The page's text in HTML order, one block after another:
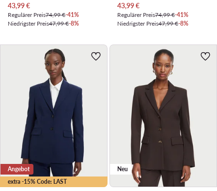
Aktueller Preis
43,99€
Regulärer Preis74,99 €-41%
Niedrigster Preis47,99 €-8%
Aktueller Preis
43,99€
Regulärer Preis74,99 €-41%
Niedrigster Preis47,99 €-8%
extra -15% Code: LAST
Angebot Neu